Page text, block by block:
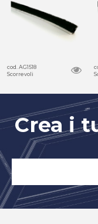
cod. AG1518
Scorrevoli
Crea i